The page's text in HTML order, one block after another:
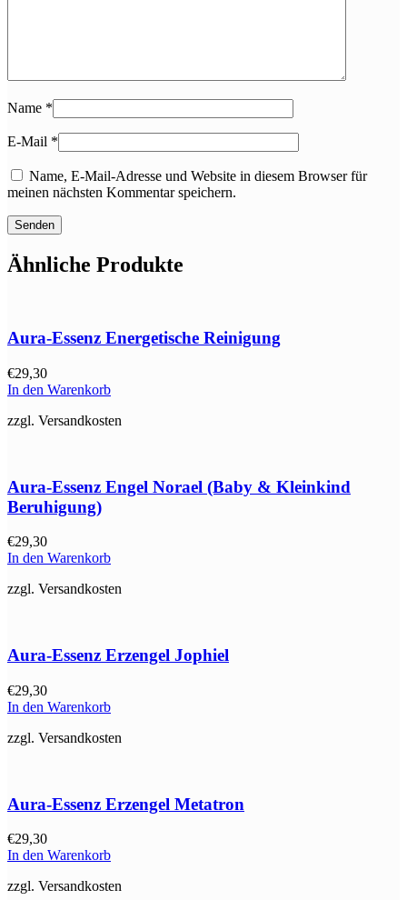
Name *
E-Mail *
Name, E-Mail-Adresse und Website in diesem Browser für
meinen nächsten Kommentar speichern.
Ähnliche Produkte
Aura-Essenz Energetische Reinigung
€29,30
In den Warenkorb
zzgl. Versandkosten
Aura-Essenz Engel Norael (Baby & Kleinkind
Beruhigung)
€29,30
In den Warenkorb
zzgl. Versandkosten
Aura-Essenz Erzengel Jophiel
€29,30
In den Warenkorb
zzgl. Versandkosten
Aura-Essenz Erzengel Metatron
€29,30
In den Warenkorb
zzgl. Versandkosten